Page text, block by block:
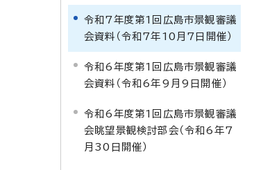
令和7年度第1回広島市景観審議
会資料（令和7年10月7日開催）
令和6年度第1回広島市景観審議
会資料（令和6年9月9日開催）
令和6年度第1回広島市景観審議
会眺望景観検討部会（令和6年7
月30日開催）